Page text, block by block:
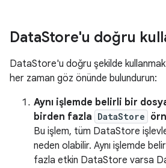
DataStore'u doğru
DataStore'u doğru şekilde kullanmak
her zaman göz önünde bulundurun:
Aynı işlemde belirli bir
birden fazla DataStore
Bu işlem, tüm DataStore
neden olabilir. Aynı işlemde
fazla etkin DataStore varsa